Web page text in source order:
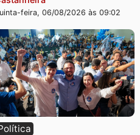
Jovem é encontrado morto na
Rua dos Cravos e caso é
investigado pela polícia em RO
quinta-feira, 06/08/2026 às 09:26